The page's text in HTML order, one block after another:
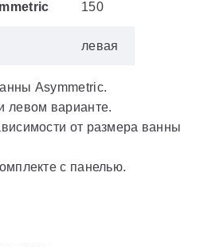
150
левая
Asymmetric.
левом варианте.
от размера ванны
с панелью.